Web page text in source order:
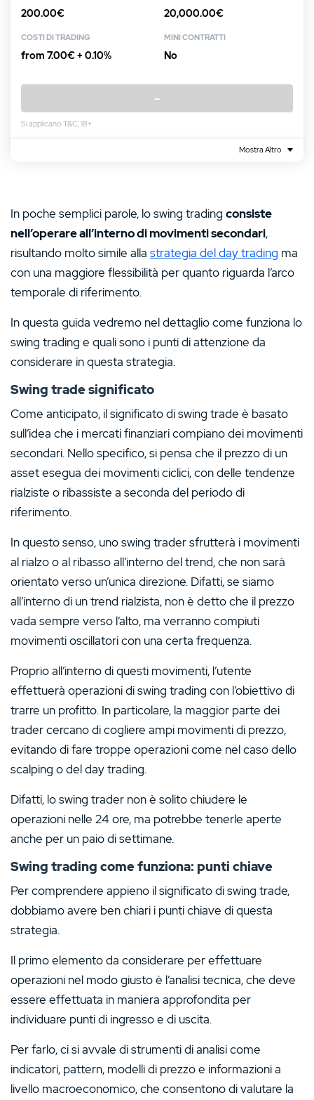
200.00€ 20,000.00€
COSTI DI TRADING
from 7.00€ + 0.10%
MINI CONTRATTI
No
–
Si applicano T&C, 18+
Mostra Altro
In poche semplici parole, lo swing trading consiste
nell’operare all’interno di movimenti secondari,
risultando molto simile alla strategia del day trading ma
con una maggiore flessibilità per quanto riguarda l’arco
temporale di riferimento.
In questa guida vedremo nel dettaglio come funziona lo
swing trading e quali sono i punti di attenzione da
considerare in questa strategia.
Swing trade significato
Come anticipato, il significato di swing trade è basato
sull’idea che i mercati finanziari compiano dei movimenti
secondari. Nello specifico, si pensa che il prezzo di un
asset esegua dei movimenti ciclici, con delle tendenze
rialziste o ribassiste a seconda del periodo di
riferimento.
In questo senso, uno swing trader sfrutterà i movimenti
al rialzo o al ribasso all’interno del trend, che non sarà
orientato verso un’unica direzione. Difatti, se siamo
all’interno di un trend rialzista, non è detto che il prezzo
vada sempre verso l’alto, ma verranno compiuti
movimenti oscillatori con una certa frequenza.
Proprio all’interno di questi movimenti, l’utente
effettuerà operazioni di swing trading con l’obiettivo di
trarre un profitto. In particolare, la maggior parte dei
trader cercano di cogliere ampi movimenti di prezzo,
evitando di fare troppe operazioni come nel caso dello
scalping o del day trading.
Difatti, lo swing trader non è solito chiudere le
operazioni nelle 24 ore, ma potrebbe tenerle aperte
anche per un paio di settimane.
Swing trading come funziona: punti chiave
Per comprendere appieno il significato di swing trade,
dobbiamo avere ben chiari i punti chiave di questa
strategia.
Il primo elemento da considerare per effettuare
operazioni nel modo giusto è l’analisi tecnica, che deve
essere effettuata in maniera approfondita per
individuare punti di ingresso e di uscita.
Per farlo, ci si avvale di strumenti di analisi come
indicatori, pattern, modelli di prezzo e informazioni a
livello macroeconomico, che consentono di valutare la